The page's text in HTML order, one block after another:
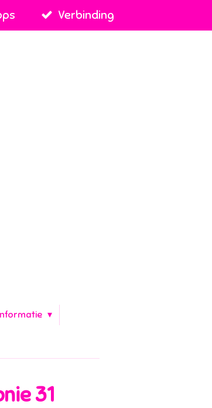
Verbinding
31